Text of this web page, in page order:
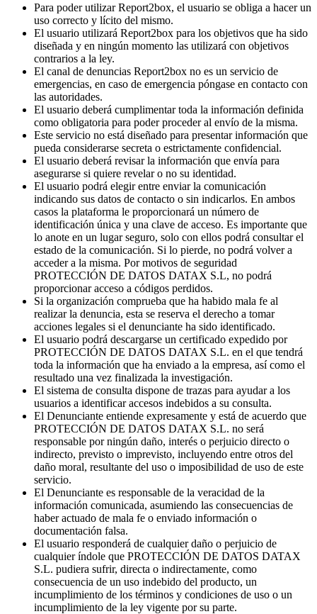
Para poder utilizar Report2box, el usuario se obliga a hacer un
uso correcto y lícito del mismo.
El usuario utilizará Report2box para los objetivos que ha sido
diseñada y en ningún momento las utilizará con objetivos
contrarios a la ley.
El canal de denuncias Report2box no es un servicio de
emergencias, en caso de emergencia póngase en contacto con
las autoridades.
El usuario deberá cumplimentar toda la información definida
como obligatoria para poder proceder al envío de la misma.
Este servicio no está diseñado para presentar información que
pueda considerarse secreta o estrictamente confidencial.
El usuario deberá revisar la información que envía para
asegurarse si quiere revelar o no su identidad.
El usuario podrá elegir entre enviar la comunicación
indicando sus datos de contacto o sin indicarlos. En ambos
casos la plataforma le proporcionará un número de
identificación única y una clave de acceso. Es importante que
lo anote en un lugar seguro, solo con ellos podrá consultar el
estado de la comunicación. Si lo pierde, no podrá volver a
acceder a la misma. Por motivos de seguridad
PROTECCIÓN DE DATOS DATAX S.L, no podrá
proporcionar acceso a códigos perdidos.
Si la organización comprueba que ha habido mala fe al
realizar la denuncia, esta se reserva el derecho a tomar
acciones legales si el denunciante ha sido identificado.
El usuario podrá descargarse un certificado expedido por
PROTECCIÓN DE DATOS DATAX S.L. en el que tendrá
toda la información que ha enviado a la empresa, así como el
resultado una vez finalizada la investigación.
El sistema de consulta dispone de trazas para ayudar a los
usuarios a identificar accesos indebidos a su consulta.
El Denunciante entiende expresamente y está de acuerdo que
PROTECCIÓN DE DATOS DATAX S.L. no será
responsable por ningún daño, interés o perjuicio directo o
indirecto, previsto o imprevisto, incluyendo entre otros del
daño moral, resultante del uso o imposibilidad de uso de este
servicio.
El Denunciante es responsable de la veracidad de la
información comunicada, asumiendo las consecuencias de
haber actuado de mala fe o enviado información o
documentación falsa.
El usuario responderá de cualquier daño o perjuicio de
cualquier índole que PROTECCIÓN DE DATOS DATAX
S.L. pudiera sufrir, directa o indirectamente, como
consecuencia de un uso indebido del producto, un
incumplimiento de los términos y condiciones de uso o un
incumplimiento de la ley vigente por su parte.